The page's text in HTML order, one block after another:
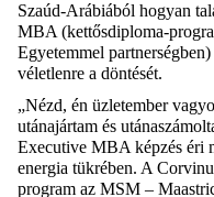
Szaúd-Arábiából hogyan
MBA (kettősdiploma-
Egyetemmel partnerségben)
véletlenre a döntését.
„Nézd, én üzletember
utánajártam és
Executive MBA képzés éri
energia tükrében. A
program az MSM –